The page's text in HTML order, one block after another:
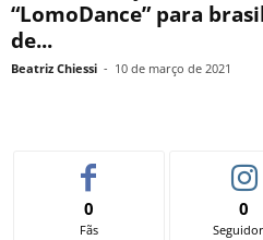
“LomoDance” para
de...
Beatriz Chiessi - 10 de março de 2021
0
Fãs
0